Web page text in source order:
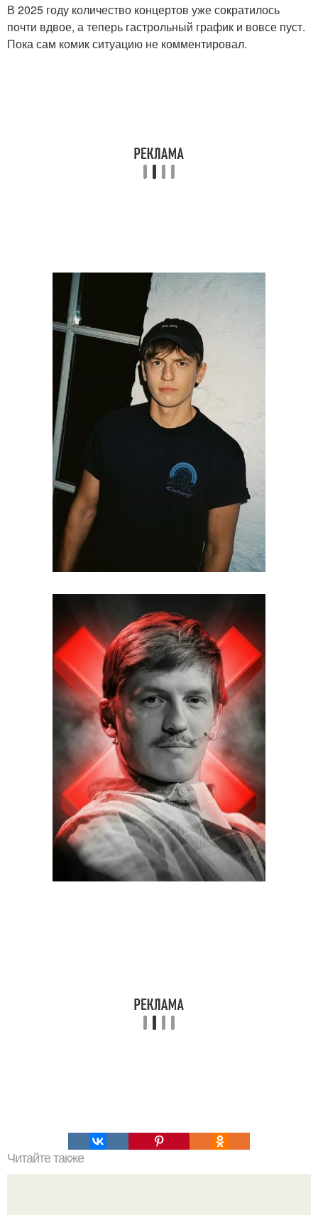
В 2025 году количество концертов уже сократилось
почти вдвое, а теперь гастрольный график и вовсе пуст.
Пока сам комик ситуацию не комментировал.
Читайте также